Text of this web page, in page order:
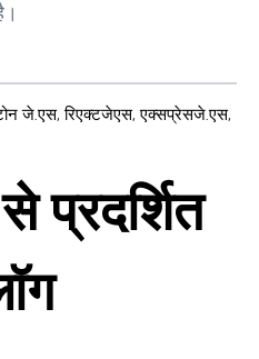
जे.एस,रिएक्टजेएस,एक्सप्रेसजे.एस,
प्रदर्शित